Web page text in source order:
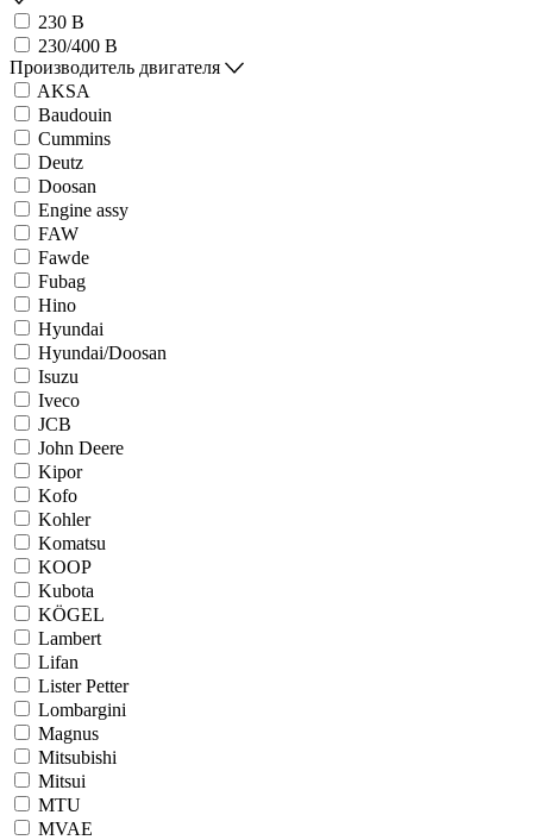
230 В
230/400 В
Производитель двигателя
AKSA
Baudouin
Cummins
Deutz
Doosan
Engine assy
FAW
Fawde
Fubag
Hino
Hyundai
Hyundai/Doosan
Isuzu
Iveco
JCB
John Deere
Kipor
Kofo
Kohler
Komatsu
KOOP
Kubota
KÖGEL
Lambert
Lifan
Lister Petter
Lombargini
Magnus
Mitsubishi
Mitsui
MTU
MVAE